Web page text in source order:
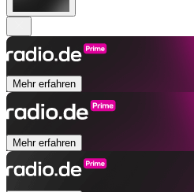
Mehr erfahren
Mehr erfahren